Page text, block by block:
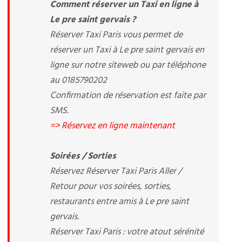
Comment réserver un Taxi en ligne à
Le pre saint gervais ?
Réserver Taxi Paris vous permet de
réserver un Taxi à Le pre saint gervais en
ligne sur notre siteweb ou par téléphone
au 0185790202
Confirmation de réservation est faite par
SMS.
=> Réservez en ligne maintenant
Soirées / Sorties
Réservez Réserver Taxi Paris Aller /
Retour pour vos soirées, sorties,
restaurants entre amis à Le pre saint
gervais.
Réserver Taxi Paris : votre atout sérénité